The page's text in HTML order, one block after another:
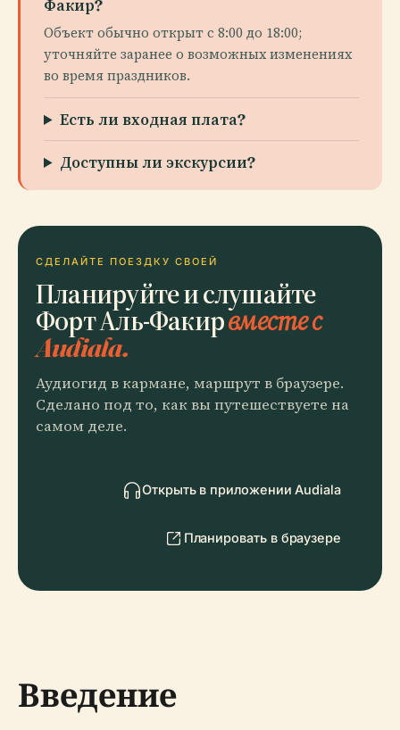
Факир?
Объект обычно открыт с 8:00 до 18:00;
уточняйте заранее о возможных изменениях
во время праздников.
Есть ли входная плата?
Доступны ли экскурсии?
СДЕЛАЙТЕ ПОЕЗДКУ СВОЕЙ
Планируйте и слушайте
Форт Аль-Факирвместе с
Audiala.
Аудиогид в кармане, маршрут в браузере.
Сделано под то, как вы путешествуете на
самом деле.
Открыть в приложении Audiala
Планировать в браузере
Введение